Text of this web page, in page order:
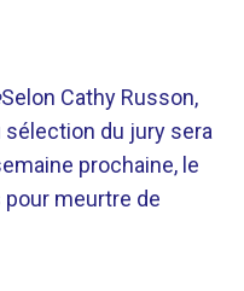
Selon Cathy Russon,
sélection du jury sera
prochaine, le
pour meurtre de